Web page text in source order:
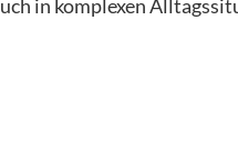
in komplexen